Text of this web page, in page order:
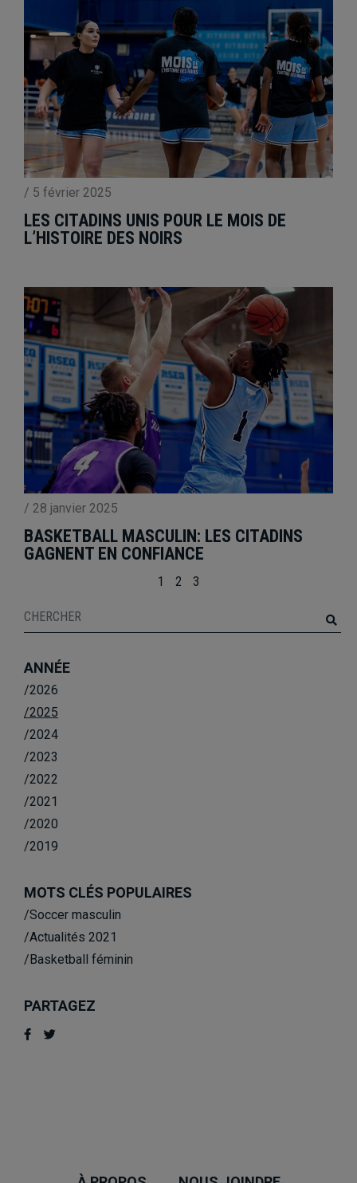
/ 5 février 2025
LES CITADINS UNIS POUR LE MOIS DE
L’HISTOIRE DES NOIRS
/ 28 janvier 2025
BASKETBALL MASCULIN: LES CITADINS
GAGNENT EN CONFIANCE
1 2 3
ANNÉE
/2026
/2025
/2024
/2023
/2022
/2021
/2020
/2019
MOTS CLÉS POPULAIRES
/Soccer masculin
/Actualités 2021
/Basketball féminin
PARTAGEZ